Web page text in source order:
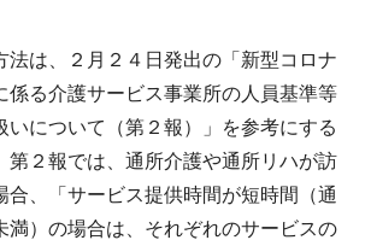
は、２月２４日発出の「新型コロナ
係る介護サービス事業所の人員基準等
いについて（第２報）」を参考にする
第２報では、通所介護や通所リハが訪
合、「サービス提供時間が短時間（通
満）の場合は、それぞれのサービスの